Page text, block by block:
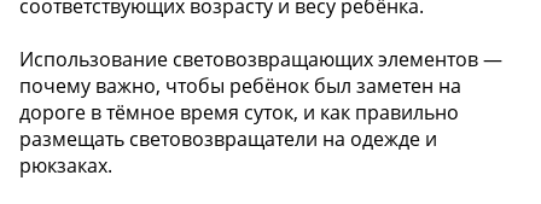
соответствующих возрасту и весу ребёнка.
Использование световозвращающих элементов —
почему важно, чтобы ребёнок был заметен на
дороге в тёмное время суток, и как правильно
размещать световозвращатели на одежде и
рюкзаках.